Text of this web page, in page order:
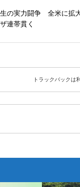
の実力闘争 全米に拡
連帯貫く
トラックバックは